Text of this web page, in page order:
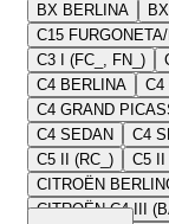
BX BERLINA
C15
C3 I (FC_, FN_)
C4 BERLINA
C4
C4 GRAND
C4 SEDAN
C4
C5 II (RC_)
C5 II
CITROËN
CITROËN C4 III